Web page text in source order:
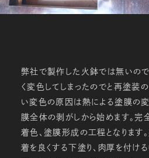
弊社で製作した火鉢では無いの
く変色してしまったのでと再塗装
い変色の原因は熱による塗膜の
膜全体の剥がしから始めます。完
着色、塗膜形成の工程となります
着を良くする下塗り、肉厚を付け